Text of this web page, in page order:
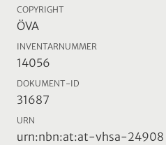
COPYRIGHT
ÖVA
INVENTARNUMMER
14056
DOKUMENT-ID
31687
URN
urn:nbn:at:at-vhsa-24908